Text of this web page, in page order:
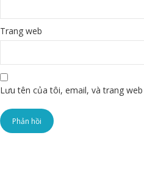
Trang web
Lưu tên của tôi, email, và trang